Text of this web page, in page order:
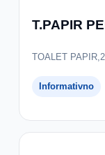
T.PAPIR
TOALET
Informativno